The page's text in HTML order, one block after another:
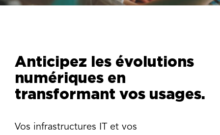
Anticipez les évolutions
numériques en
transformant vos usages.
Vos infrastructures IT et vos